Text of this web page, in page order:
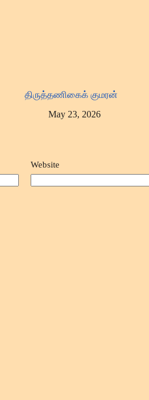
திருத்தணிகைக் குமரன்
May 23, 2026
Website